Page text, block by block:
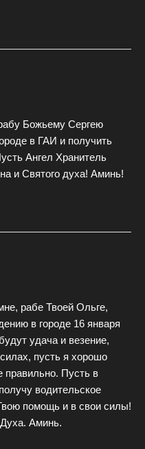
Божьему Сергею
в ГАИ и получить
Ангел Хранитель
и Святого духа! Аминь!
рабе Твоей Ольге,
в городе 16 января
удача и везение,
пусть я хорошо
Пусть в
водительское
помощь и в свои силы!
Аминь.